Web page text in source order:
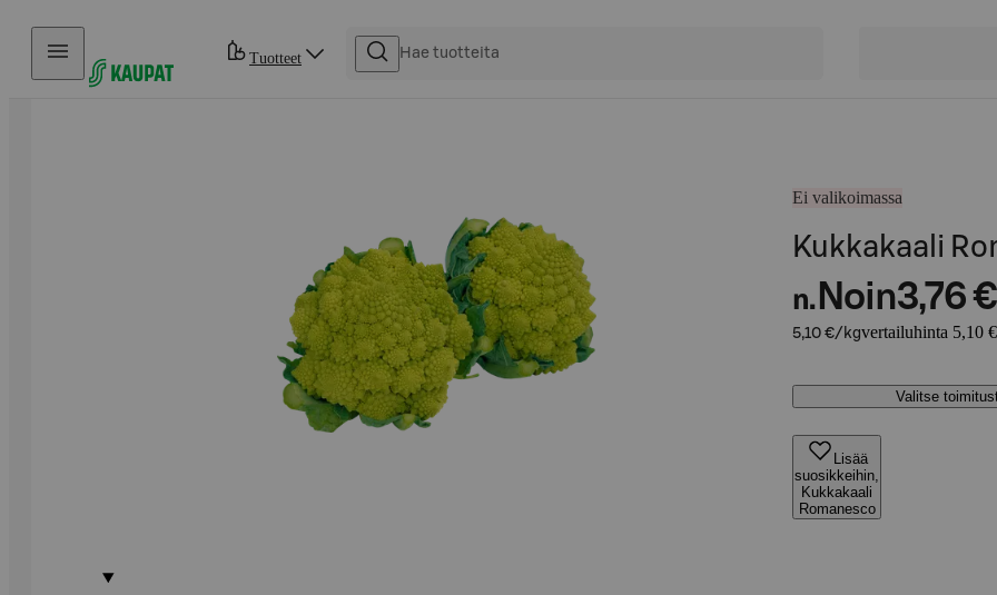
Hyppää sisältöön
Tuotteet
Ei valikoimassa
Kukkakaali
n. Noin3,76 €
5,10 €/kgvertailuhinta 5,10
Valitse
Lisää
suosikkeihin,
Kukkakaali
Romanesco